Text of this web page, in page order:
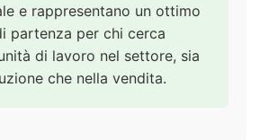
e rappresentano un ottimo
partenza per chi cerca
di lavoro nel settore, sia
che nella vendita.